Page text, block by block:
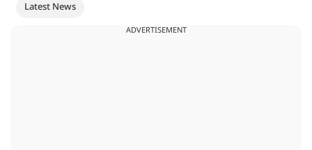
Latest News
ADVERTISEMENT